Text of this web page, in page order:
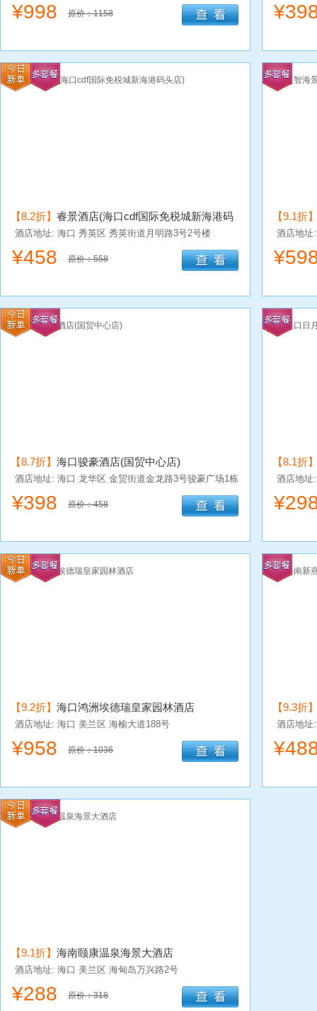
¥998 原价：1158 ¥
【8.2折】 睿景酒店(海口cdf国际免税城新海港码
头店)
酒店地址: 海口 秀英区 秀英街道月明路3号2号楼
¥458 原价：558
【9.1折
酒店地
¥
【8.7折】 海口骏豪酒店(国贸中心店)
酒店地址: 海口 龙华区 金贸街道金龙路3号骏豪广场1栋
¥398 原价：458
【8.1折
酒店地
¥
【9.2折】 海口鸿洲埃德瑞皇家园林酒店
酒店地址: 海口 美兰区 海榆大道188号
¥958 原价：1036
【9.3折
酒店地
¥
【9.1折】 海南颐康温泉海景大酒店
酒店地址: 海口 美兰区 海甸岛万兴路2号
¥288 原价：318